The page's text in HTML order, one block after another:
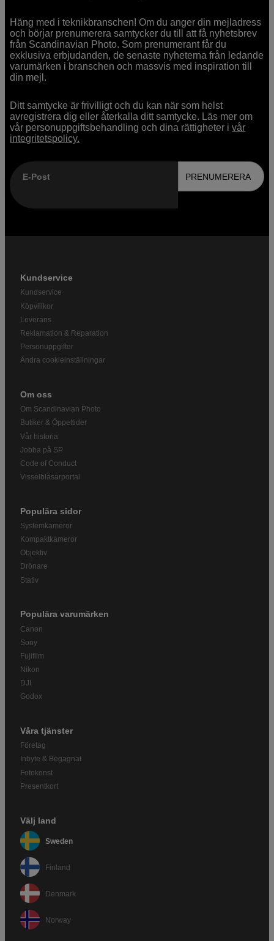
Häng med i teknikbranschen! Om du anger din mejladress
och börjar prenumerera samtycker du till att få nyhetsbrev
från Scandinavian Photo. Som prenumerant får du
exklusiva erbjudanden, de senaste nyheterna från ledande
varumärken i branschen och massvis med inspiration till
din mejl.
Ditt samtycke är frivilligt och du kan när som helst
avregistrera dig eller återkalla ditt samtycke. Läs mer om
vår personuppgiftsbehandling och dina rättigheter ivår
integritetspolicy.
E-Post PRENUMERERA
Kundservice
Kundservice
Köpvillkor
Leverans
Reklamation & Reparation
Personuppgifter
Ändra cookieinställningar
Om oss
Om Scandinavian Photo
Butiker & Öppettider
Vår historia
Jobba på SP
Code of Conduct
Visselblåsarportal
Populära sidor
Systemkameror
Kompaktkameror
Objektiv
Drönare
Stativ
Populära varumärken
Canon
Sony
Fujifilm
Nikon
DJI
Godox
Våra tjänster
Företag
Inbyte & Begagnat
Fotokonst
Presentkort
Välj land
Sweden
Finland
Denmark
Norway